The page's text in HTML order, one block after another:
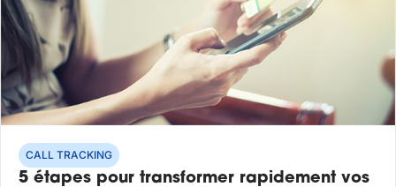
CALL TRACKING
5 étapes pour transformer rapidement vos